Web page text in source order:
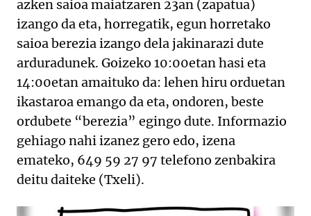
azken saioa maiatzaren 23an (zapatua)
izango da eta, horregatik, egun horretako
saioa berezia izango dela jakinarazi dute
arduradunek. Goizeko 10:00etan hasi eta
14:00etan amaituko da: lehen hiru orduetan
ikastaroa emango da eta, ondoren, beste
ordubete “berezia” egingo dute. Informazio
gehiago nahi izanez gero edo, izena
emateko, 649 59 27 97 telefono zenbakira
deitu daiteke (Txeli).